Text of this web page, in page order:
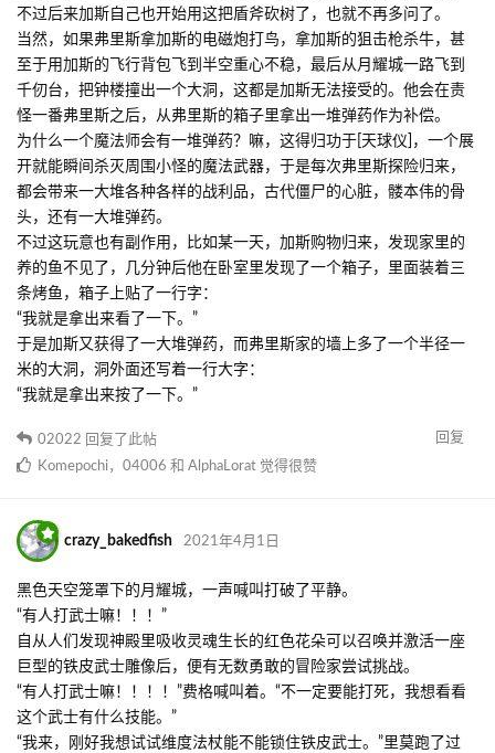
不过后来加斯自己也开始用这把盾斧砍树了，也就不再多问了。
当然，如果弗里斯拿加斯的电磁炮打鸟，拿加斯的狙击枪杀牛，甚
至于用加斯的飞行背包飞到半空重心不稳，最后从月耀城一路飞到
千仞台，把钟楼撞出一个大洞，这都是加斯无法接受的。他会在责
怪一番弗里斯之后，从弗里斯的箱子里拿出一堆弹药作为补偿。
为什么一个魔法师会有一堆弹药？嘛，这得归功于[天球仪]，一个展
开就能瞬间杀灭周围小怪的魔法武器，于是每次弗里斯探险归来，
都会带来一大堆各种各样的战利品，古代僵尸的心脏，髅本伟的骨
头，还有一大堆弹药。
不过这玩意也有副作用，比如某一天，加斯购物归来，发现家里的
养的鱼不见了，几分钟后他在卧室里发现了一个箱子，里面装着三
条烤鱼，箱子上贴了一行字：
“我就是拿出来看了一下。”
于是加斯又获得了一大堆弹药，而弗里斯家的墙上多了一个半径一
米的大洞，洞外面还写着一行大字：
“我就是拿出来按了一下。”
回复
02022 回复了此帖
Komepochi ， 04006 和 AlphaLorat 觉得很赞
crazy_bakedfish 2021年4月1日
黑色天空笼罩下的月耀城，一声喊叫打破了平静。
“有人打武士嘛！！！”
自从人们发现神殿里吸收灵魂生长的红色花朵可以召唤并激活一座
巨型的铁皮武士雕像后，便有无数勇敢的冒险家尝试挑战。
“有人打武士嘛！！！！”费格喊叫着。“不一定要能打死，我想看看
这个武士有什么技能。”
“我来，刚好我想试试维度法杖能不能锁住铁皮武士。”里莫跑了过